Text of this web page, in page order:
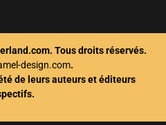
Tous droits réservés.
design.com.
de leurs auteurs et éditeurs